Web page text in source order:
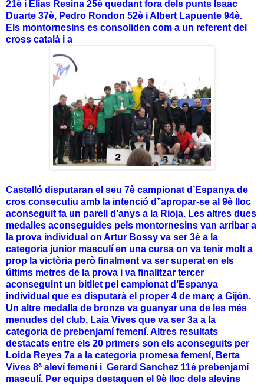
21è i Elias Resina 25è quedant fora dels punts Isaac
Duarte 37è, Pedro Rondon 52è i Albert Lapuente 94è.
Els montornesins es consoliden com a un referent del
cross català i a
Castelló disputaran el seu 7è campionat d’Espanya de
cros consecutiu amb la intenció d’’apropar-se al 9è lloc
aconseguit fa un parell d’anys a la Rioja. Les altres dues
medalles aconseguides pels montornesins van arribar a
la prova individual on Artur Bossy va ser 3è a la
categoria junior masculí en una cursa on va tenir molt a
prop la victòria però finalment va ser superat en els
últims metres de la prova i va finalitzar tercer
aconseguint un bitllet pel campionat d’Espanya
individual que es disputarà el proper 4 de març a Gijón.
Un altre medalla de bronze va guanyar una de les més
menudes del club, Laia Vives que va ser 3a a la
categoria de prebenjamí femení. Altres resultats
destacats entre els 20 primers son els aconseguits per
Loida Reyes 7a a la categoria promesa femení, Berta
Vives 8ª aleví femení i Gerard Sanchez 11è prebenjamí
masculí. Per equips destaquen el 9è lloc dels alevins